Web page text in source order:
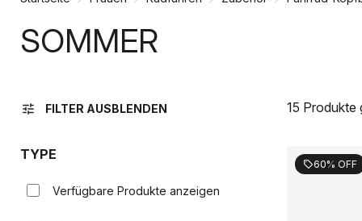
SOMMER
tune FILTER AUSBLENDEN 15 Produkte
TYPE
Verfügbare Produkte anzeigen
sell60% OFF